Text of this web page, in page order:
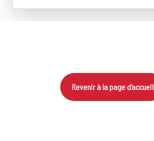
Revenir à la page d’accueil